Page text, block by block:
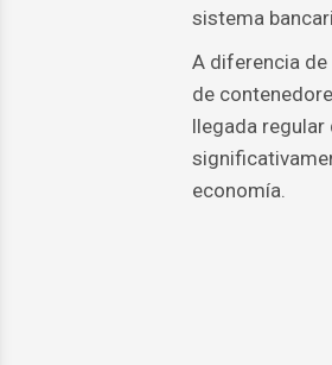
sistema
A diferencia
de
llegada
economía.